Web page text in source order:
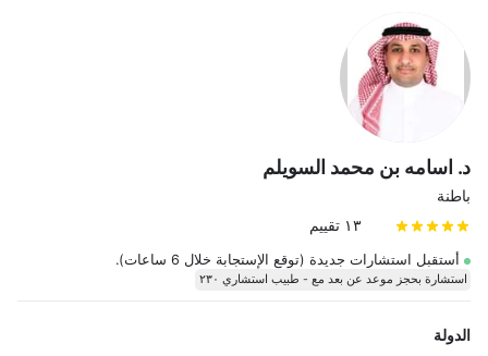
اختبارات المعمل
تسجيل الخروج
للمنشآت
المقالات الطبية
د. اسامه بن محمد السويلم
باطنة
١٣ تقييم
أستقبل استشارات جديدة (توقع الإستجابة خلال 6 ساعات).
استشارة بحجز موعد عن بعد مع - طبيب استشاري ٢٣٠
الدولة